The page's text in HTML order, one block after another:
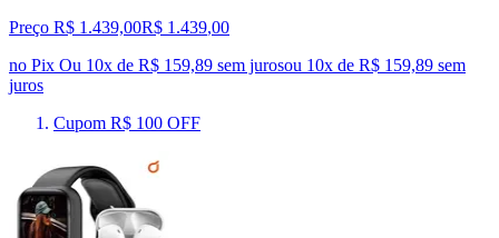
Preço R$ 1.439,00R$ 1.439,00
no Pix Ou 10x de R$ 159,89 sem jurosou 10x de R$ 159,89 sem
juros
Cupom R$ 100 OFF